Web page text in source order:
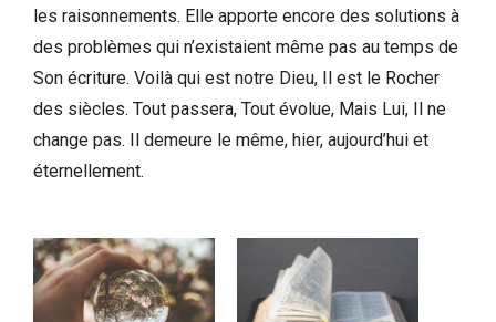
les raisonnements. Elle apporte encore des solutions à
des problèmes qui n’existaient même pas au temps de
Son écriture. Voilà qui est notre Dieu, Il est le Rocher
des siècles. Tout passera, Tout évolue, Mais Lui, Il ne
change pas. Il demeure le même, hier, aujourd’hui et
éternellement.